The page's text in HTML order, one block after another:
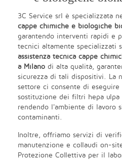
3C Service srl è specializzata
cappe chimiche e biologiche
garantendo interventi rapidi e
tecnici altamente specializzati
assistenza tecnica cappe
a Milano di alta qualità,
sicurezza di tali dispositivi. La
settore ci consente di eseguire
sostituzione dei filtri hepa
rendendo l'ambiente di lavoro
contaminanti.
Inoltre, offriamo servizi di
manutenzione e collaudi on-
Protezione Collettiva per il